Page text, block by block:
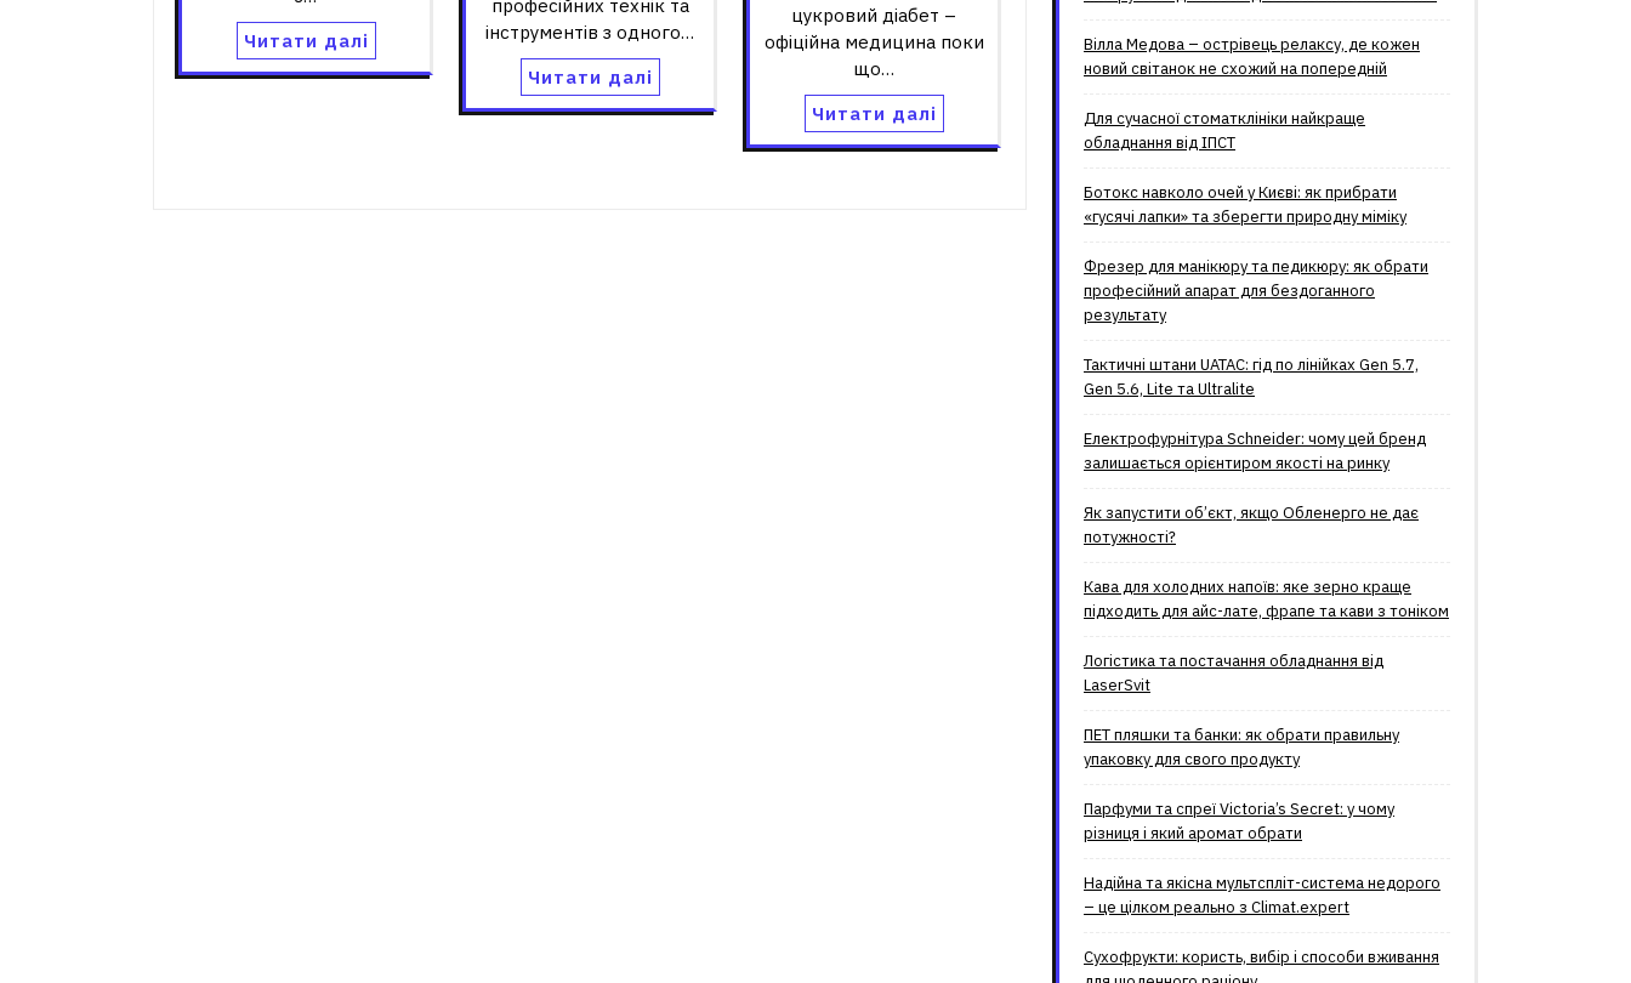
Читати далі
професійних технік та
інструментів з одного…
Читати далі
цукровий діабет –
офіційна медицина поки
що…
Читати далі
Вілла Медова – острівець релаксу, де кожен
новий світанок не схожий на попередній
Для сучасної стоматклініки найкраще
обладнання від ІПСТ
Ботокс навколо очей у Києві: як прибрати
«гусячі лапки» та зберегти природну міміку
Фрезер для манікюру та педикюру: як обрати
професійний апарат для бездоганного
результату
Тактичні штани UATAC: гід по лінійках Gen 5.7,
Gen 5.6, Lite та Ultralite
Електрофурнітура Schneider: чому цей бренд
залишається орієнтиром якості на ринку
Як запустити об’єкт, якщо Обленерго не дає
потужності?
Кава для холодних напоїв: яке зерно краще
підходить для айс-лате, фрапе та кави з тоніком
Логістика та постачання обладнання від
LaserSvit
ПЕТ пляшки та банки: як обрати правильну
упаковку для свого продукту
Парфуми та спреї Victoria’s Secret: у чому
різниця і який аромат обрати
Надійна та якісна мультспліт-система недорого
– це цілком реально з Climat.еxpert
Сухофрукти: користь, вибір і способи вживання